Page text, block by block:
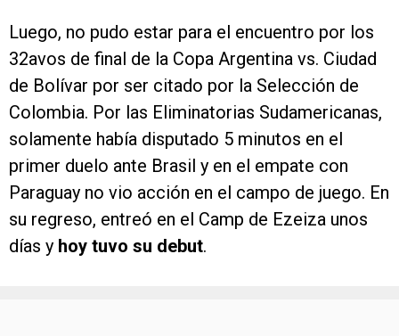
Luego, no pudo estar para el encuentro por los
32avos de final de la Copa Argentina vs. Ciudad
de Bolívar por ser citado por la Selección de
Colombia. Por las Eliminatorias Sudamericanas,
solamente había disputado 5 minutos en el
primer duelo ante Brasil y en el empate con
Paraguay no vio acción en el campo de juego. En
su regreso, entreó en el Camp de Ezeiza unos
días y hoy tuvo su debut.